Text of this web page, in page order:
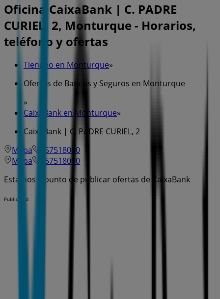
Oficina CaixaBank | C. PADRE
CURIEL, 2, Monturque - Horarios,
teléfono y ofertas
Tiendeo en Monturque»
Ofertas de Bancos y Seguros en Monturque
»
CaixaBank en Monturque»
CaixaBank | C. PADRE CURIEL, 2
Mapa
957518090
Mapa
957518090
Estamos a punto de publicar ofertas de CaixaBank
Publicidad